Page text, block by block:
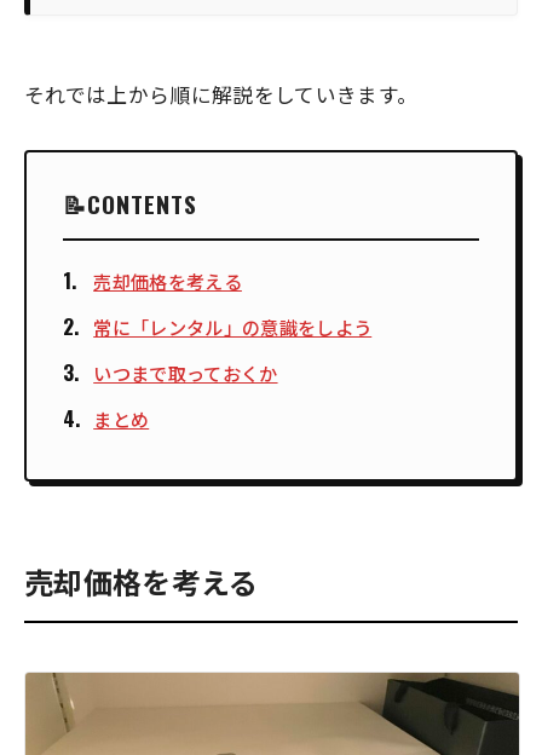
それでは上から順に解説をしていきます。
CONTENTS
売却価格を考える
常に「レンタル」の意識をしよう
いつまで取っておくか
まとめ
売却価格を考える